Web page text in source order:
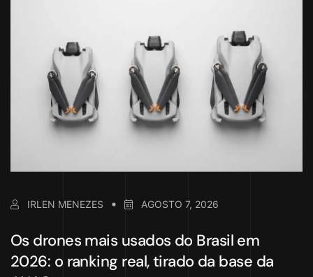
IRLEN MENEZES AGOSTO 7, 2026
Os drones mais usados do Brasil em
2026: o ranking real, tirado da base da